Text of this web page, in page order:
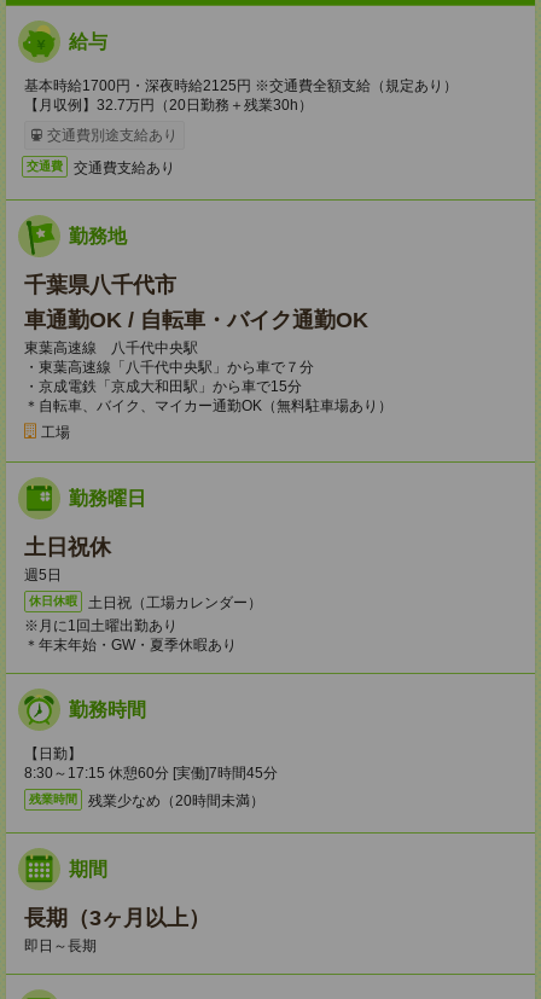
給与
基本時給1700円・深夜時給2125円 ※交通費全額支給（規定あり）
【月収例】32.7万円（20日勤務＋残業30h）
交通費別途支給あり
交通費 交通費支給あり
勤務地
千葉県八千代市
車通勤OK / 自転車・バイク通勤OK
東葉高速線 八千代中央駅
・東葉高速線「八千代中央駅」から車で７分
・京成電鉄「京成大和田駅」から車で15分
＊自転車、バイク、マイカー通勤OK（無料駐車場あり）
工場
勤務曜日
土日祝休
週5日
休日休暇
土日祝（工場カレンダー）
※月に1回土曜出勤あり
＊年末年始・GW・夏季休暇あり
勤務時間
【日勤】
8:30～17:15 休憩60分 [実働]7時間45分
残業時間 残業少なめ（20時間未満）
期間
長期（3ヶ月以上）
即日～長期